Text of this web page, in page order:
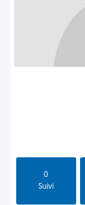
0
Suivi